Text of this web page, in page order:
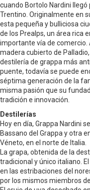
cuando Bortolo Nardini
Trentino. Originalmente en
esta pequeña y bulliciosa
de los Prealps, un área rica
importante vía de comercio.
madera cubierto de
destilería de grappa más
puente, todavía se puede
séptima generación de la
misma pasión que su
tradición e innovación.
Destilerías
Hoy en día, Grappa Nardini
Bassano del Grappa y otra
Véneto, en el norte de Italia.
La grapa, obtenida de la
tradicional y único italiano.
en las estribaciones del
por los mismos miembros